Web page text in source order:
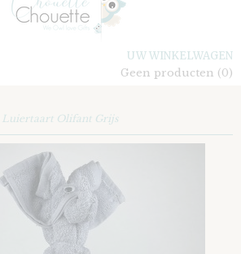
UW WINKELWAGEN
Geen producten (0)
Luiertaart Olifant Grijs